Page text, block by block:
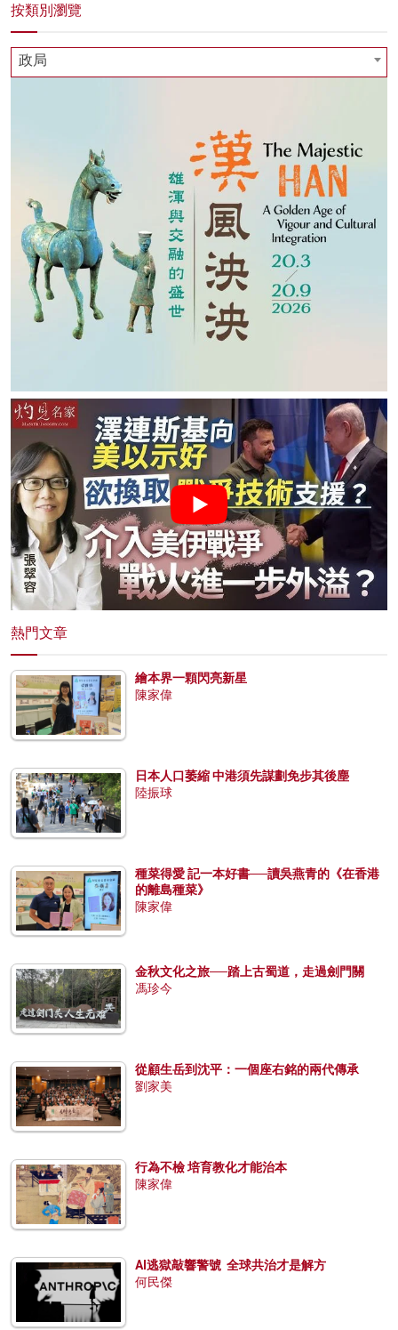
按類別瀏覽
政局
熱門文章
繪本界一顆閃亮新星
陳家偉
日本人口萎縮 中港須先謀劃免步其後塵
陸振球
種菜得愛 記一本好書──讀吳燕青的《在香港
的離島種菜》
陳家偉
金秋文化之旅──踏上古蜀道，走過劍門關
馮珍今
從顧生岳到沈平：一個座右銘的兩代傳承
劉家美
行為不檢 培育教化才能治本
陳家偉
AI逃獄敲響警號 全球共治才是解方
何民傑